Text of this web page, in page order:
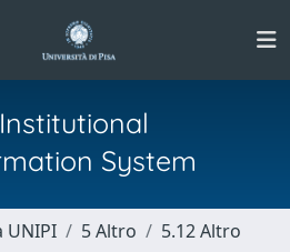
Institutional
System
UNIPI 5 Altro 5.12 Altro